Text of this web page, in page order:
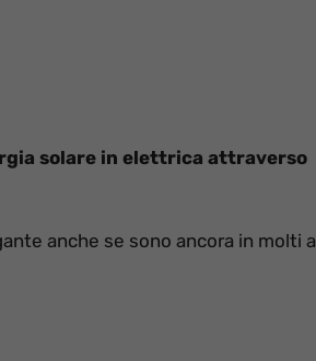
solare in elettrica attraverso
anche se sono ancora in molti a